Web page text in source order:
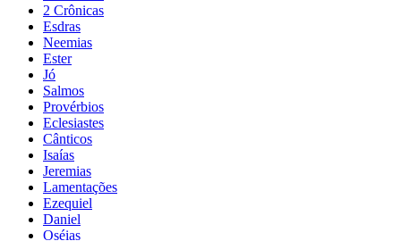
2 Crônicas
Esdras
Neemias
Ester
Jó
Salmos
Provérbios
Eclesiastes
Cânticos
Isaías
Jeremias
Lamentações
Ezequiel
Daniel
Oséias